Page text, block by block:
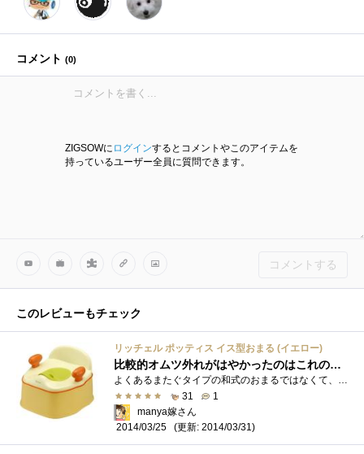
コメント (0)
ZIGSOWに ログインするとコメントやこのアイテムを
持っているユーザー全員に質問できます。
コメントする
このレビューもチェック
リッチェル ポッティス イス型おまる (イエロー)
比較的オムツ外れがはやかったのはこれのおかげだと思います。
よくあるまたぐタイプの和式のおまるではなくて、洋式タイプのおまるです。家のトイレは洋式だし、外出先でもだいたいが洋式トイレ。だった�...
31
1
manya嫁さん
2014/03/25
(更新: 2014/03/31)